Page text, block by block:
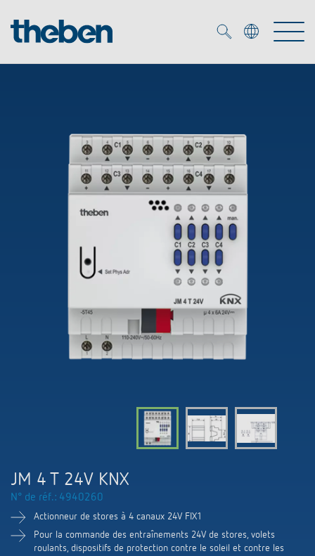
KNX
Détecteurs de présence et de mouvement
Spots LED
Contrôle du temps et de la lumière
Solutions OEM
Experts OEM
Références
Contrôle du temps et de la lumière
Commande d'éclairage DALI-2
Système pour maison intelligente
Détecteurs de présence et de mouvement
Commutation et variation fiables des LED
Aérez correctement: les capteurs de CO2
Catalogues et prospectus
Communiqué de presse
BIM-Portail
Theben AG
Design
Historique
Distribution dans le monde
Aide au Choix
JM 4 T 24V KNX
N° de réf.: 4940260
Actionneur de stores à 4 canaux 24V FIX1
Pour la commande des entraînements 24V de stores, volets
roulants, dispositifs de protection contre le soleil et contre les